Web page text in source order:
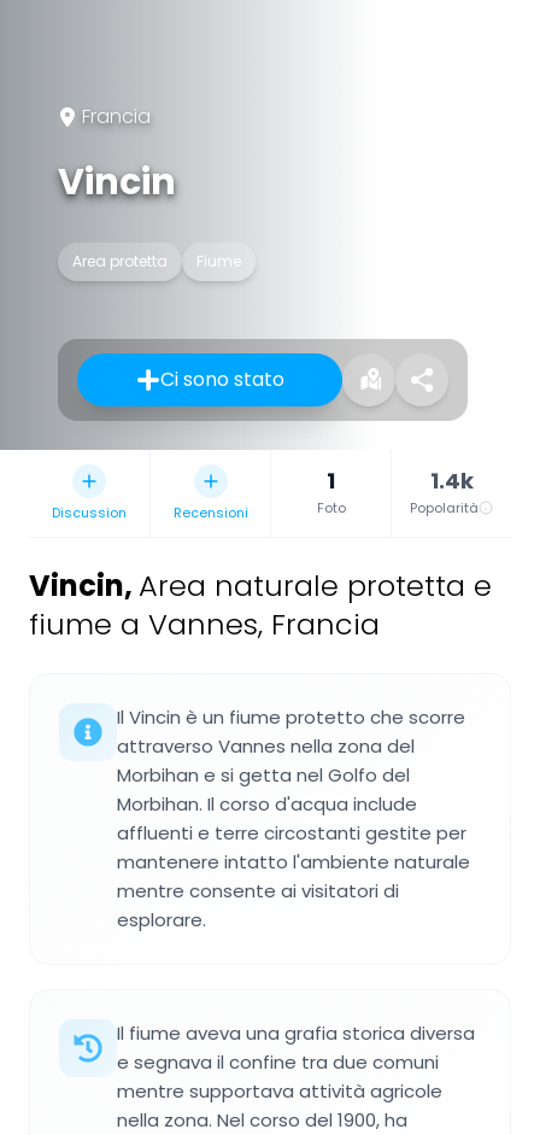
Francia
Vincin
Area protetta Fiume
Ci sono stato
Discussion Recensioni
1
Foto
1.4k
Popolarità
Vincin, Area naturale protetta e
fiume a Vannes, Francia
Il Vincin è un fiume protetto che scorre
attraverso Vannes nella zona del
Morbihan e si getta nel Golfo del
Morbihan. Il corso d'acqua include
affluenti e terre circostanti gestite per
mantenere intatto l'ambiente naturale
mentre consente ai visitatori di
esplorare.
Il fiume aveva una grafia storica diversa
e segnava il confine tra due comuni
mentre supportava attività agricole
nella zona. Nel corso del 1900, ha